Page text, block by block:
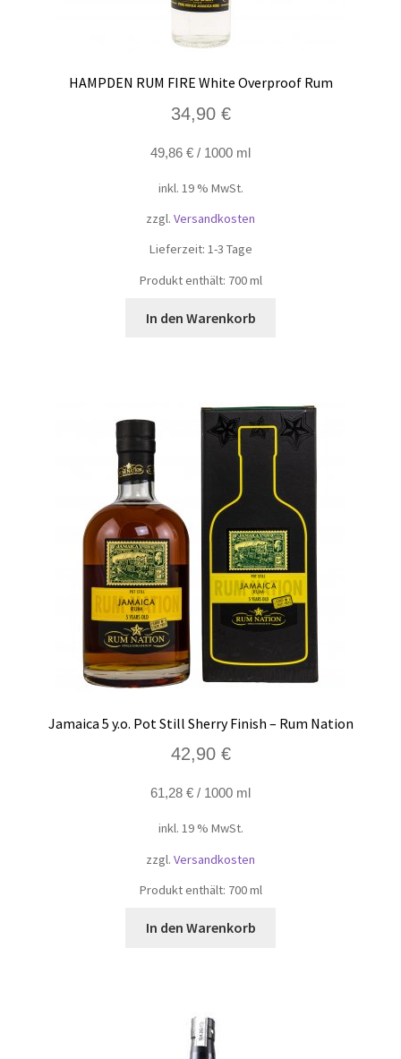
HAMPDEN RUM FIRE White Overproof Rum
34,90 €
49,86 € / 1000 ml
inkl. 19 % MwSt.
zzgl. Versandkosten
Lieferzeit: 1-3 Tage
Produkt enthält: 700ml
In den Warenkorb
Jamaica 5 y.o. Pot Still Sherry Finish – Rum Nation
42,90 €
61,28 € / 1000 ml
inkl. 19 % MwSt.
zzgl. Versandkosten
Produkt enthält: 700ml
In den Warenkorb